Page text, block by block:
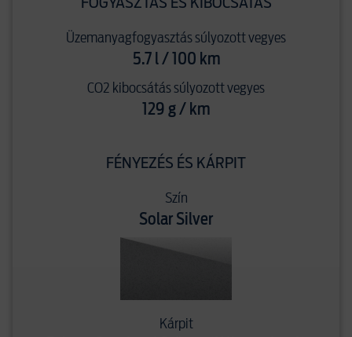
FOGYASZTÁS ÉS KIBOCSÁTÁS
Üzemanyagfogyasztás súlyozott vegyes
5.7 l / 100 km
CO2 kibocsátás súlyozott vegyes
129 g / km
FÉNYEZÉS ÉS KÁRPIT
Szín
Solar Silver
Kárpit